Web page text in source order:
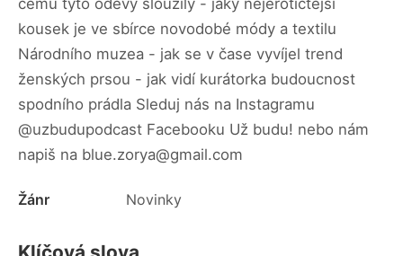
čemu tyto oděvy sloužily - jaký nejerotičtější
kousek je ve sbírce novodobé módy a textilu
Národního muzea - jak se v čase vyvíjel trend
ženských prsou - jak vidí kurátorka budoucnost
spodního prádla Sleduj nás na Instagramu
@uzbudupodcast Facebooku Už budu! nebo nám
napiš na blue.zorya@gmail.com
Žánr Novinky